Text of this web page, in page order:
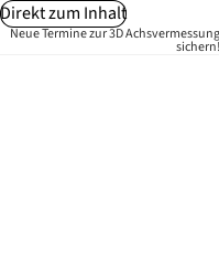
Direkt zum Inhalt
Neue Termine zur 3D
sichern!